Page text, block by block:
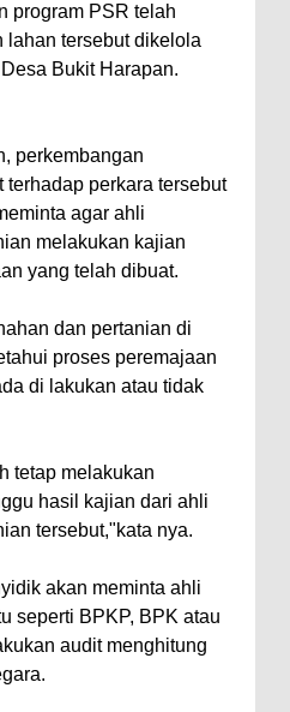
program PSR telah
lahan tersebut dikelola
Bukit Harapan.
perkembangan
perkara tersebut
agar ahli
melakukan kajian
yang telah dibuat.
dan pertanian di
proses peremajaan
di lakukan atau tidak
tetap melakukan
hasil kajian dari ahli
tersebut,"kata nya.
akan meminta ahli
seperti BPKP, BPK atau
audit menghitung